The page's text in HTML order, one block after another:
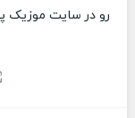
رو در سایت موزیک